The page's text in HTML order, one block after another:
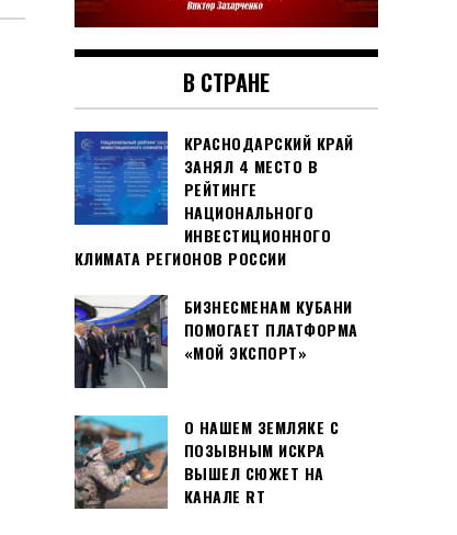
В СТРАНЕ
КРАСНОДАРСКИЙ КРАЙ
ЗАНЯЛ 4 МЕСТО В
РЕЙТИНГЕ
НАЦИОНАЛЬНОГО
ИНВЕСТИЦИОННОГО
КЛИМАТА РЕГИОНОВ РОССИИ
БИЗНЕСМЕНАМ КУБАНИ
ПОМОГАЕТ ПЛАТФОРМА
«МОЙ ЭКСПОРТ»
О НАШЕМ ЗЕМЛЯКЕ С
ПОЗЫВНЫМ ИСКРА
ВЫШЕЛ СЮЖЕТ НА
КАНАЛЕ RT